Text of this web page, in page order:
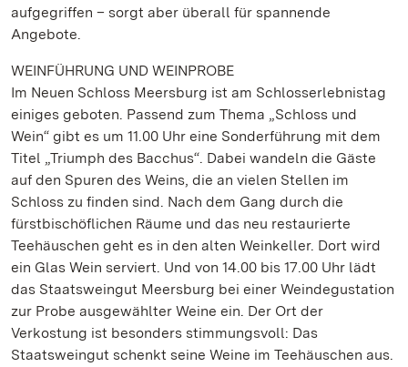
aufgegriffen – sorgt aber überall für spannende
Angebote.
WEINFÜHRUNG UND WEINPROBE
Im Neuen Schloss Meersburg ist am Schlosserlebnistag
einiges geboten. Passend zum Thema „Schloss und
Wein“ gibt es um 11.00 Uhr eine Sonderführung mit dem
Titel „Triumph des Bacchus“. Dabei wandeln die Gäste
auf den Spuren des Weins, die an vielen Stellen im
Schloss zu finden sind. Nach dem Gang durch die
fürstbischöflichen Räume und das neu restaurierte
Teehäuschen geht es in den alten Weinkeller. Dort wird
ein Glas Wein serviert. Und von 14.00 bis 17.00 Uhr lädt
das Staatsweingut Meersburg bei einer Weindegustation
zur Probe ausgewählter Weine ein. Der Ort der
Verkostung ist besonders stimmungsvoll: Das
Staatsweingut schenkt seine Weine im Teehäuschen aus.